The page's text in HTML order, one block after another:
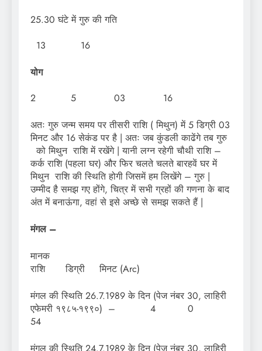
25.30 घंटे में गुरु की गति
13 16
योग
2 5 03 16
अतः गुरु जन्म समय पर तीसरी राशि ( मिथुन) में 5 डिग्री 03
मिनट और 16 सेकंड पर है | अतः जब कुंडली काढेंगे तब गुरु
को मिथुन राशि में रखेंगे | यानी लग्न रहेगी चौथी राशि –
कर्क राशि (पहला घर) और फिर चलते चलते बारहवें घर में
मिथुन राशि की स्थिति होगी जिसमें हम लिखेंगे – गुरु |
उम्मीद है समझ गए होंगे, चित्र में सभी ग्रहों की गणना के बाद
अंत में बनाऊंगा, वहां से इसे अच्छे से समझ सकते हैं |
मंगल –
राशि डिग्री मिनट (Arc)
मंगल की स्थिति 26.7.1989 के दिन (पेज नंबर 30, लाहिरी
एफेमरी १९८५-१९९०) – 4 0
54
मंगल की स्थिति 24.7.1989 के दिन (पेज नंबर 30, लाहिरी